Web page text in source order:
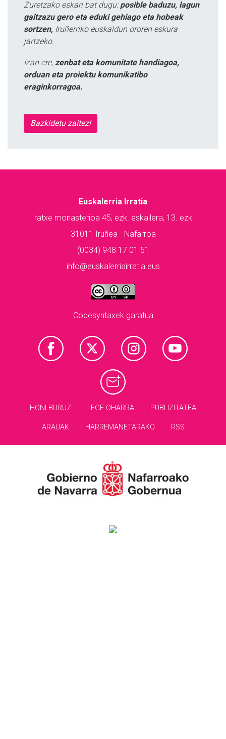
Zuretzako eskari bat dugu: posible baduzu, lagun
gaitzazu gero eta eduki gehiago eta hobeak
sortzen, Iruñerriko euskaldun ororen eskura
jartzeko.
Izan ere, zenbat eta komunitate handiagoa,
orduan eta proiektu komunikatibo
eraginkorragoa.
Bazkidetu zaitez!
Euskalerria Irratia
Iratxe monasterioa 45, ezk. eskailera, 13. ezk.
31011 Iruñea - Nafarroa
(0034) 948 17 01 51
info@euskalerriairratia.eus
Codesyntaxek garatua
HONI BURUZ LEGE OHARRA PUBLIZITATEA
ARAUAK HARREMANETARAKO RSS